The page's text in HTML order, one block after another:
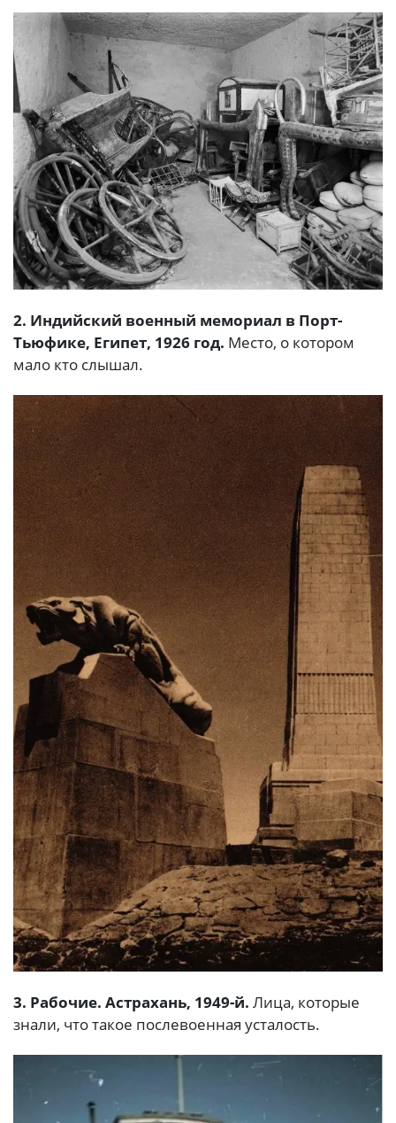
2. Индийский военный мемориал в Порт-
Тьюфике, Египет, 1926 год. Место, о котором
мало кто слышал.
3. Рабочие. Астрахань, 1949-й. Лица, которые
знали, что такое послевоенная усталость.